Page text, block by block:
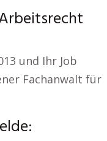
und Ihr Job
Fachanwalt für